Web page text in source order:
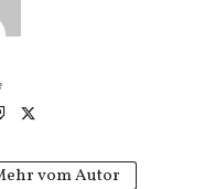
vom Autor